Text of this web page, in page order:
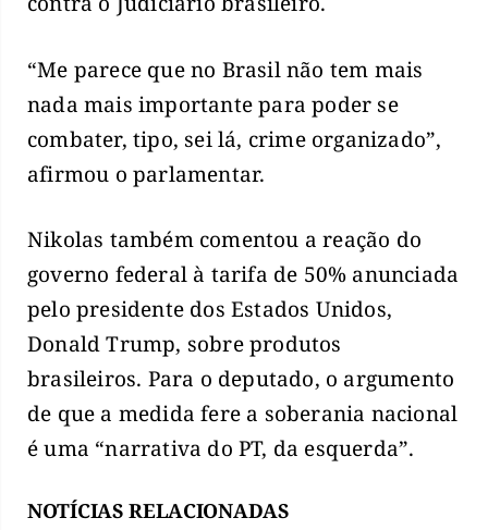
“Me parece que no Brasil não tem mais
nada mais importante para poder se
combater, tipo, sei lá, crime organizado”,
afirmou o parlamentar.
Nikolas também comentou a reação do
governo federal à tarifa de 50% anunciada
pelo presidente dos Estados Unidos,
Donald Trump, sobre produtos
brasileiros. Para o deputado, o argumento
de que a medida fere a soberania nacional
é uma “narrativa do PT, da esquerda”.
NOTÍCIAS RELACIONADAS